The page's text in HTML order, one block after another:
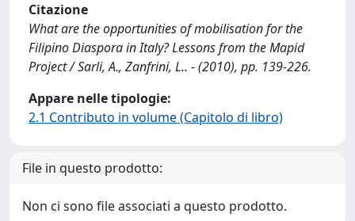
Citazione
What are the opportunities of mobilisation for the
Filipino Diaspora in Italy? Lessons from the Mapid
Project / Sarli, A., Zanfrini, L.. - (2010), pp. 139-226.
Appare nelle tipologie:
2.1 Contributo in volume (Capitolo di libro)
File in questo prodotto:
Non ci sono file associati a questo prodotto.